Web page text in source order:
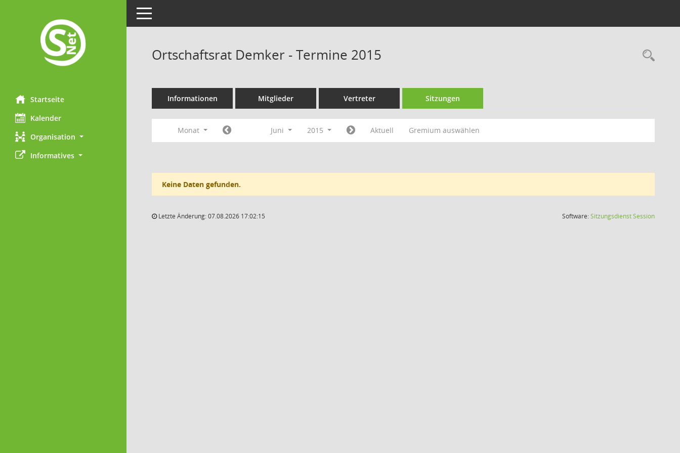
Startseite
Kalender
Organisation
Informatives
Toggle navigation
Ortschaftsrat Demker - Termine 2015
Informationen Mitglieder Vertreter Sitzungen
Monat Juni 2015 Aktuell Gremium auswählen
Keine Daten gefunden.
Letzte Änderung: 07.08.2026 17:02:15 Software:SitzungsdienstSession(Wird in